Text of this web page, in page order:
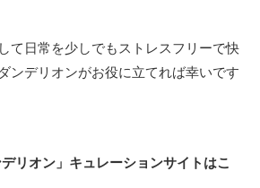
て日常を少しでもストレスフリーで快
ンデリオンがお役に立てれば幸いです
リオン」キュレーションサイトはこ